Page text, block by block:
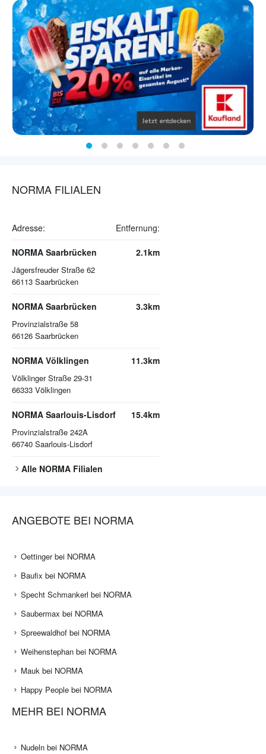
NORMA FILIALEN
Adresse: Entfernung:
NORMA Saarbrücken
Jägersfreuder Straße 62
66113 Saarbrücken
2.1km
NORMA Saarbrücken
Provinzialstraße 58
66126 Saarbrücken
3.3km
NORMA Völklingen
Völklinger Straße 29-31
66333 Völklingen
11.3km
NORMA Saarlouis-Lisdorf
Provinzialstraße 242A
66740 Saarlouis-Lisdorf
15.4km
Alle NORMA Filialen
ANGEBOTE BEI NORMA
Oettinger bei NORMA
Baufix bei NORMA
Specht Schmankerl bei NORMA
Saubermax bei NORMA
Spreewaldhof bei NORMA
Weihenstephan bei NORMA
Mauk bei NORMA
Happy People bei NORMA
MEHR BEI NORMA
Nudeln bei NORMA